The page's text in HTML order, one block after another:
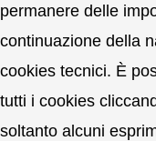
permanere delle
continuazione della
cookies tecnici. È
tutti i cookies
soltanto alcuni